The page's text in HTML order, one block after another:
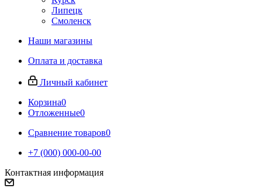
Липецк
Смоленск
Наши магазины
Оплата и доставка
Личный кабинет
Корзина0
Отложенные0
Сравнение товаров0
+7 (000) 000-00-00
Контактная информация